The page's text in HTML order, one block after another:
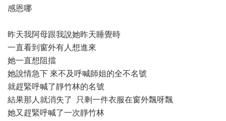
感恩哪
昨天我阿母跟我說她昨天睡覺時
一直看到窗外有人想進來
她一直想阻擋
她說情急下 來不及呼喊師姐的全不名號
就趕緊呼喊了靜竹林的名號
結果那人就消失了 只剩一件衣服在窗外飄呀飄
她又趕緊呼喊了一次靜竹林